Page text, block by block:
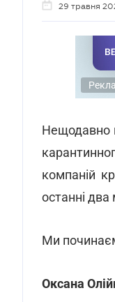
29 травня
Нещодавно
компаній
останні два
Ми
Оксана